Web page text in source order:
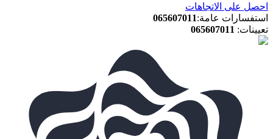
احصل على الاتجاهات
استفسارات عامة:
065607011
تعيينات:
065607011